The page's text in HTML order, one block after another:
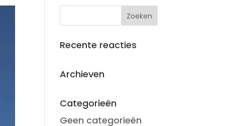
Recente reacties
Archieven
Categorieën
Geen categorieën